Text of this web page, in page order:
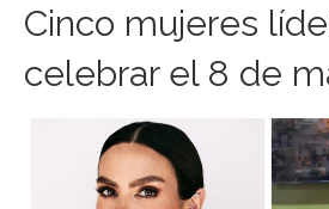
Cinco mujeres
celebrar el 8 de